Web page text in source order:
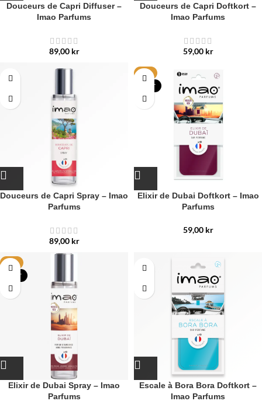
Douceurs de Capri Diffuser –
Imao Parfums
89,00 kr
Douceurs de Capri Doftkort –
Imao Parfums
59,00 kr
Douceurs de Capri Spray – Imao
Parfums
89,00 kr
HET
NYTT
Elixir de Dubai Doftkort – Imao
Parfums
59,00 kr
HET
NYTT
Elixir de Dubai Spray – Imao
Parfums
Escale à Bora Bora Doftkort –
Imao Parfums